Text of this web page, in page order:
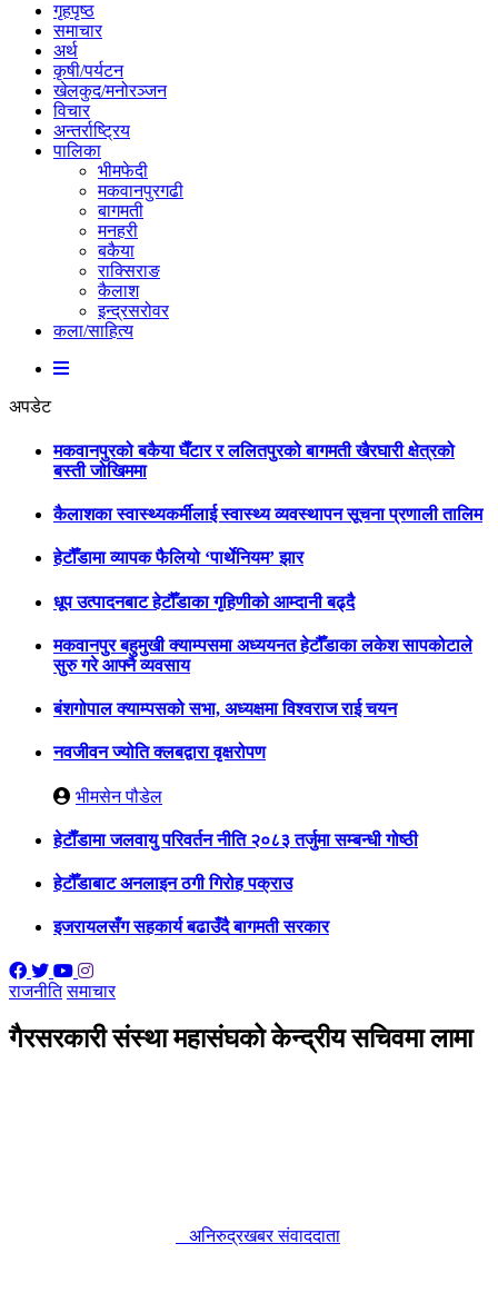
गृहपृष्ठ
समाचार
अर्थ
कृषी/पर्यटन
खेलकुद/मनोरञ्जन
विचार
अन्तर्राष्ट्रिय
पालिका
भीमफेदी
मकवानपुरगढी
बागमती
मनहरी
बकैया
राक्सिराङ
कैलाश
इन्द्रसरोवर
कला/साहित्य
अपडेट
मकवानपुरको बकैया घैँटार र ललितपुरको बागमती खैरघारी क्षेत्रको
बस्ती जोखिममा
कैलाशका स्वास्थ्यकर्मीलाई स्वास्थ्य व्यवस्थापन सूचना प्रणाली तालिम
हेटौँडामा व्यापक फैलियो ‘पार्थेनियम’ झार
धूप उत्पादनबाट हेटौँडाका गृहिणीको आम्दानी बढ्दै
मकवानपुर बहुमुखी क्याम्पसमा अध्ययनत हेटौँडाका लकेश सापकोटाले
सुरु गरे आफ्नै व्यवसाय
बंशगोपाल क्याम्पसको सभा, अध्यक्षमा विश्वराज राई चयन
नवजीवन ज्योति क्लबद्वारा वृक्षरोपण
भीमसेन पौडेल
हेटाैँडामा जलवायु परिवर्तन नीति २०८३ तर्जुमा सम्बन्धी गोष्ठी
हेटौँडाबाट अनलाइन ठगी गिरोह पक्राउ
इजरायलसँग सहकार्य बढाउँदै बागमती सरकार
राजनीति समाचार
गैरसरकारी संस्था महासंघको केन्द्रीय सचिवमा लामा
अनिरुद्रखबर संवाददाता